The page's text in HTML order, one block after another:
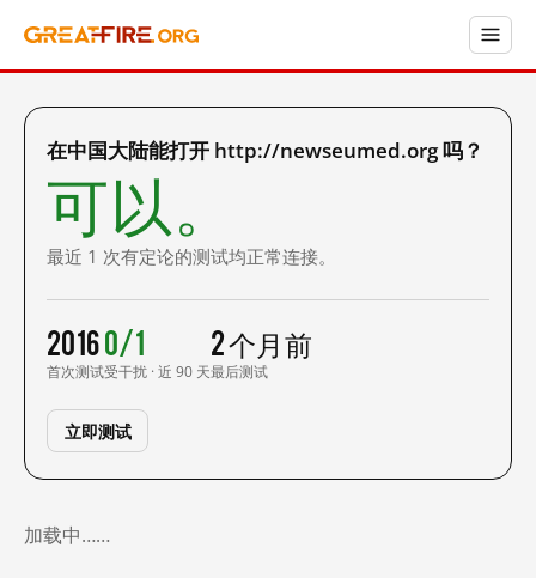
在中国大陆能打开 http://newseumed.org 吗？
可以。
最近 1 次有定论的测试均正常连接。
2016
首次测试
0/1
受干扰 · 近 90 天
2 个月前
最后测试
立即测试
加载中……